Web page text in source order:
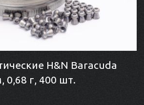
H&N Baracuda
0,68 г, 400 шт.